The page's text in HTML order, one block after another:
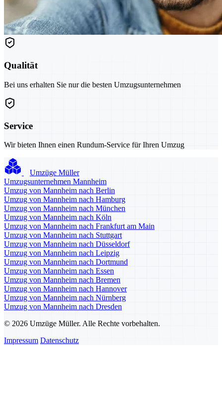
Qualität
Bei uns erhalten Sie nur die besten Umzugsunternehmen
Service
Wir bieten Ihnen einen Rundum-Service für Ihren Umzug
Umzüge Müller
Umzugsunternehmen Mannheim
Umzug von Mannheim nach Berlin
Umzug von Mannheim nach Hamburg
Umzug von Mannheim nach München
Umzug von Mannheim nach Köln
Umzug von Mannheim nach Frankfurt am Main
Umzug von Mannheim nach Stuttgart
Umzug von Mannheim nach Düsseldorf
Umzug von Mannheim nach Leipzig
Umzug von Mannheim nach Dortmund
Umzug von Mannheim nach Essen
Umzug von Mannheim nach Bremen
Umzug von Mannheim nach Hannover
Umzug von Mannheim nach Nürnberg
Umzug von Mannheim nach Dresden
© 2026 Umzüge Müller. Alle Rechte vorbehalten.
Impressum Datenschutz